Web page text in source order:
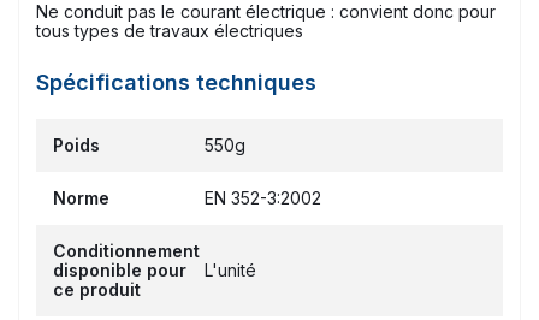
Ne conduit pas le courant électrique : convient donc pour
tous types de travaux électriques
Spécifications techniques
Poids 550g
Norme EN 352-3:2002
Conditionnement
disponible pour
ce produit
L'unité